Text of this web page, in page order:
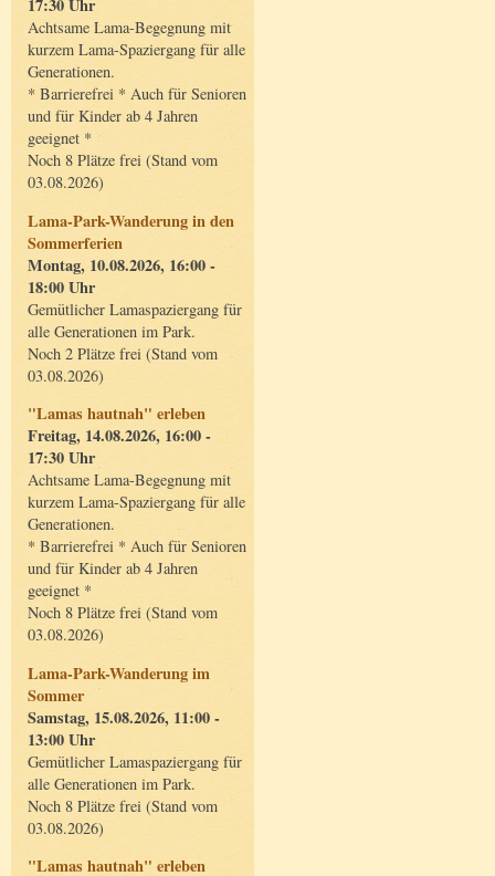
17:30 Uhr
Achtsame Lama-Begegnung mit
kurzem Lama-Spaziergang für alle
Generationen.
* Barrierefrei * Auch für Senioren
und für Kinder ab 4 Jahren
geeignet *
Noch 8 Plätze frei (Stand vom
03.08.2026)
Lama-Park-Wanderung in den
Sommerferien
Montag, 10.08.2026, 16:00 -
18:00 Uhr
Gemütlicher Lamaspaziergang für
alle Generationen im Park.
Noch 2 Plätze frei (Stand vom
03.08.2026)
"Lamas hautnah" erleben
Freitag, 14.08.2026, 16:00 -
17:30 Uhr
Achtsame Lama-Begegnung mit
kurzem Lama-Spaziergang für alle
Generationen.
* Barrierefrei * Auch für Senioren
und für Kinder ab 4 Jahren
geeignet *
Noch 8 Plätze frei (Stand vom
03.08.2026)
Lama-Park-Wanderung im
Sommer
Samstag, 15.08.2026, 11:00 -
13:00 Uhr
Gemütlicher Lamaspaziergang für
alle Generationen im Park.
Noch 8 Plätze frei (Stand vom
03.08.2026)
"Lamas hautnah" erleben